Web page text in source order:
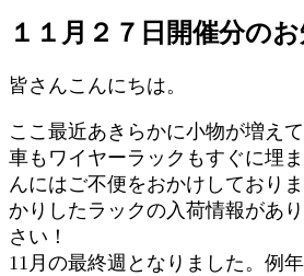
１１月２７日開催分の
皆さんこんにちは。
ここ最近あきらかに小物が増え
車もワイヤーラックもすぐに埋
んにはご不便をおかけしており
かりしたラックの入荷情報があ
さい！
11月の最終週となりました。例